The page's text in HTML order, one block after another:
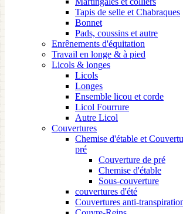
Tapis de selle et Chabraques
Bonnet
Pads, coussins et autre
Enrênements d'équitation
Travail en longe & à pied
Licols & longes
Licols
Longes
Ensemble licou et corde
Licol Fourrure
Autre Licol
Couvertures
Chemise d'étable et
pré
Couverture de pré
Chemise d'étable
Sous-couverture
couvertures d'été
Couvertures anti-